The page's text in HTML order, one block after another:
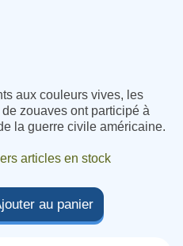
aux couleurs vives, les
zouaves ont participé à
la guerre civile américaine.
articles en stock
au panier